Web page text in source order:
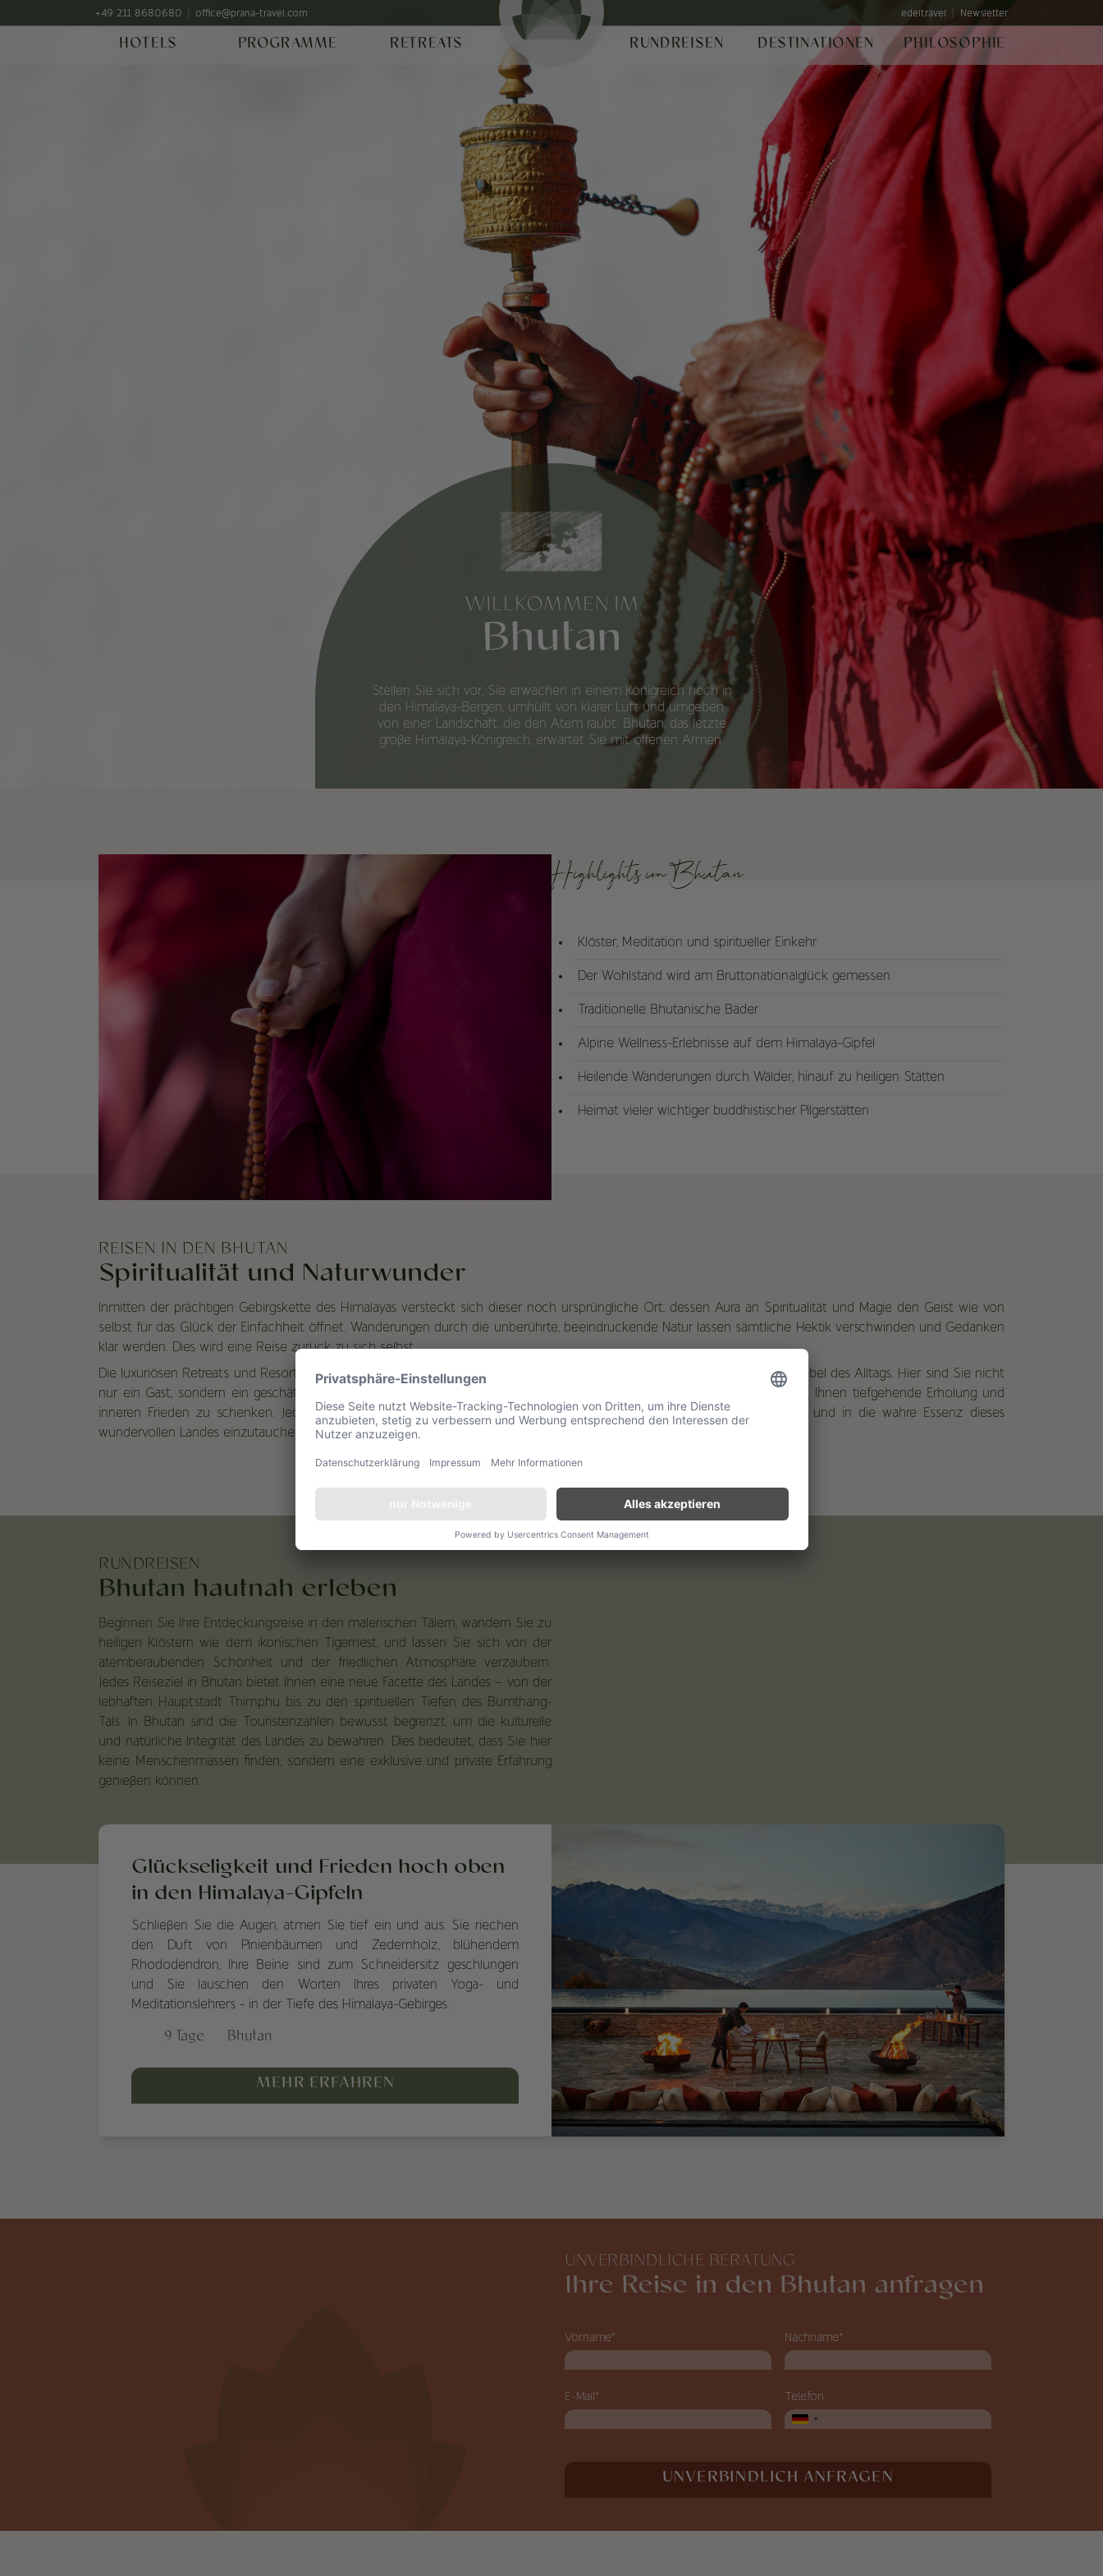
+49 211 8680680 office@prana-travel.com edeltravel Newsletter
HOTELS PROGRAMME RETREATS RUNDREISEN DESTINATIONEN PHILOSOPHIE
WILLKOMMEN IM
Bhutan
Stellen Sie sich vor, Sie erwachen in einem Königreich hoch in
den Himalaya-Bergen, umhüllt von klarer Luft und umgeben
von einer Landschaft, die den Atem raubt. Bhutan, das letzte
große Himalaya-Königreich, erwartet Sie mit offenen Armen.
Highlights im Bhutan
Klöster, Meditation und spiritueller Einkehr
Der Wohlstand wird am Bruttonationalglück gemessen
Traditionelle Bhutanische Bäder
Alpine Wellness-Erlebnisse auf dem Himalaya-Gipfel
Heilende Wanderungen durch Wälder, hinauf zu heiligen Stätten
Heimat vieler wichtiger buddhistischer Pilgerstätten
REISEN IN DEN BHUTAN
Spiritualität und Naturwunder
Inmitten der prächtigen Gebirgskette des Himalayas versteckt sich dieser noch ursprüngliche Ort, dessen Aura an Spiritualität und Magie den Geist wie von
selbst für das Glück der Einfachheit öffnet. Wanderungen durch die unberührte, beeindruckende Natur lassen sämtliche Hektik verschwinden und Gedanken
klar werden. Dies wird eine Reise zurück zu sich selbst.
Die luxuriösen Retreats und Resorts bieten individuell zugeschnittene Programme in abgeschiedenen Lagen, fernab vom Trubel des Alltags. Hier sind Sie nicht
nur ein Gast, sondern ein geschätzter Freund. Erleben Sie die Magie Bhutans in einer Umgebung, die dafür bestimmt ist, Ihnen tiefgehende Erholung und
inneren Frieden zu schenken. Jeder Moment in diesen Resorts ist eine Einladung, sich zu entspannen, zu reflektieren und in die wahre Essenz dieses
wundervollen Landes einzutauchen.
RUNDREISEN
Bhutan hautnah erleben
Beginnen Sie Ihre Entdeckungsreise in den malerischen Tälern, wandern Sie zu
heiligen Klöstern wie dem ikonischen Tigernest, und lassen Sie sich von der
atemberaubenden Schönheit und der friedlichen Atmosphäre verzaubern.
Jedes Reiseziel in Bhutan bietet Ihnen eine neue Facette des Landes – von der
lebhaften Hauptstadt Thimphu bis zu den spirituellen Tiefen des Bumthang-
Tals. In Bhutan sind die Touristenzahlen bewusst begrenzt, um die kulturelle
und natürliche Integrität des Landes zu bewahren. Dies bedeutet, dass Sie hier
keine Menschenmassen finden, sondern eine exklusive und private Erfahrung
genießen können.
Glückseligkeit und Frieden hoch oben
in den Himalaya-Gipfeln
Schließen Sie die Augen, atmen Sie tief ein und aus. Sie riechen
den Duft von Pinienbäumen und Zedernholz, blühendem
Rhododendron, Ihre Beine sind zum Schneidersitz geschlungen
und Sie lauschen den Worten Ihres privaten Yoga- und
Meditationslehrers - in der Tiefe des Himalaya-Gebirges.
9 Tage Bhutan
MEHR ERFAHREN
UNVERBINDLICHE BERATUNG
Ihre Reise in den Bhutan anfragen
Vorname* Nachname*
E-Mail* Telefon
UNVERBINDLICH ANFRAGEN